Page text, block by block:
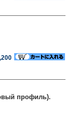
профиль).